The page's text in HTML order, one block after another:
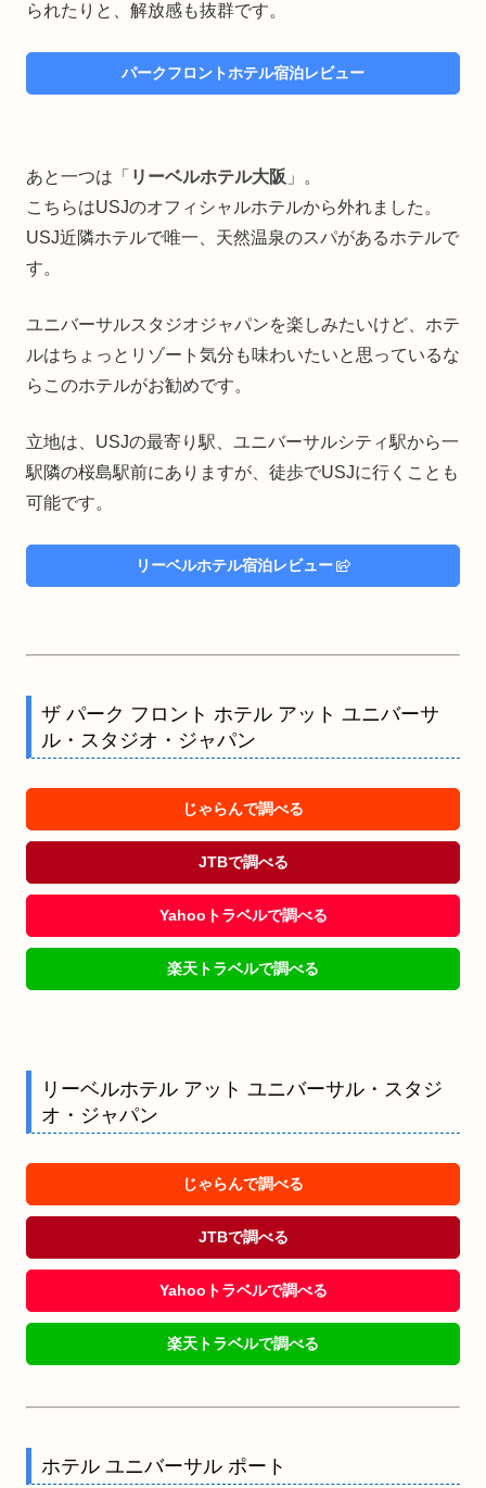
られたりと、解放感も抜群です。
パークフロントホテル宿泊レビュー
あと一つは「 リーベルホテル大阪 」。
こちらはUSJのオフィシャルホテルから外れました。
USJ近隣ホテルで唯一、天然温泉のスパがあるホテルで
す。
ユニバーサルスタジオジャパンを楽しみたいけど、ホテ
ルはちょっとリゾート気分も味わいたいと思っているな
らこのホテルがお勧めです。
立地は、USJの最寄り駅、ユニバーサルシティ駅から一
駅隣の桜島駅前にありますが、徒歩でUSJに行くことも
可能です。
リーベルホテル宿泊レビュー
ザ パーク フロント ホテル アット ユニバーサ
ル・スタジオ・ジャパン
じゃらんで調べる
JTBで調べる
Yahooトラベルで調べる
楽天トラベルで調べる
リーベルホテル アット ユニバーサル・スタジ
オ・ジャパン
じゃらんで調べる
JTBで調べる
Yahooトラベルで調べる
楽天トラベルで調べる
ホテル ユニバーサル ポート